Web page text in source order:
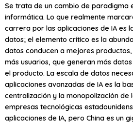
Se trata de un cambio de paradigma
informática. Lo que realmente
carrera por las aplicaciones de IA es
datos; el elemento crítico es la
datos conducen a mejores
más usuarios, que generan más
el producto. La escala de datos
aplicaciones avanzadas de IA es la
centralización y la monopolización de
empresas tecnológicas
aplicaciones de IA, pero China es un